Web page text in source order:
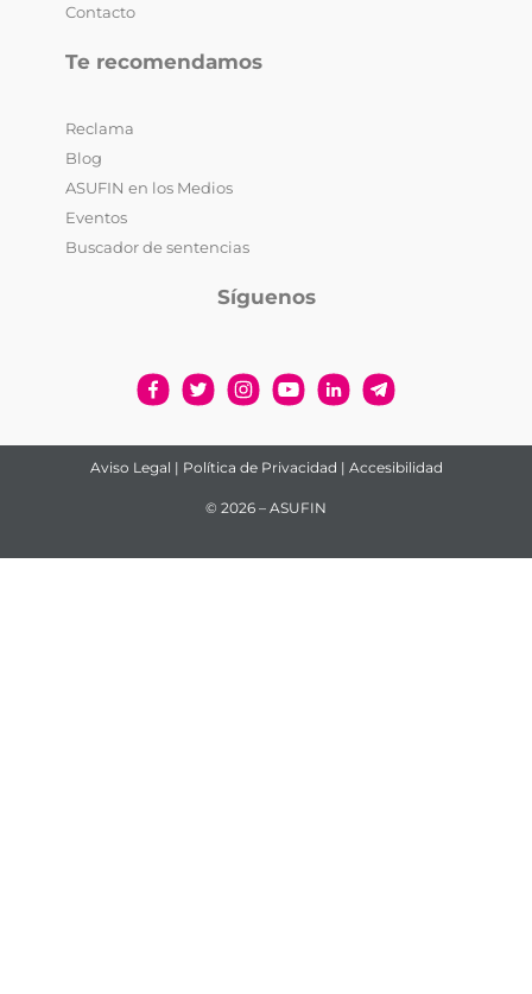
Contacto
Te recomendamos
Reclama
Blog
ASUFIN en los Medios
Eventos
Buscador de sentencias
Síguenos
Aviso Legal | Política de Privacidad | Accesibilidad
© 2026 – ASUFIN